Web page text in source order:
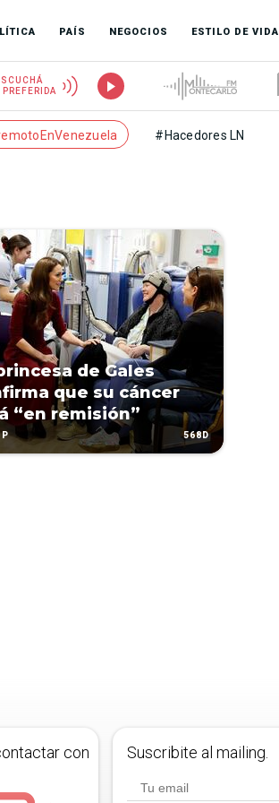
PAÍS NEGOCIOS ESTILO DE VIDA
PREFERIDA
#Hacedores LN
de Gales
que su cáncer
“en remisión”
568D
con
Suscribite al mailing.